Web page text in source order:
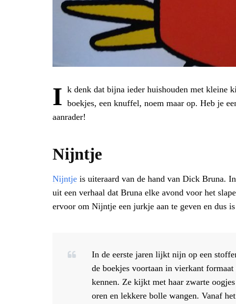
I k denk dat bijna ieder huishouden met kleine
boekjes, een knuffel, noem maar op. Heb je
aanrader!
Nijntje
Nijntje is uiteraard van de hand van Dick Bruna.
uit een verhaal dat Bruna elke avond voor het
ervoor om Nijntje een jurkje aan te geven en dus
In de eerste jaren lijkt nijn op een
de boekjes voortaan in vierkant
kennen. Ze kijkt met haar zwarte
oren en lekkere bolle wangen. Vanaf